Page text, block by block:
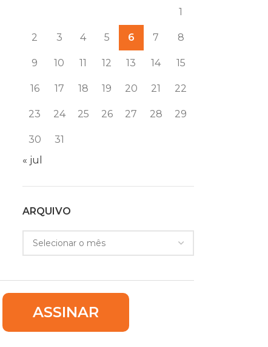
1
2 3 4 5 6 7 8
9 10 11 12 13 14 15
16 17 18 19 20 21 22
23 24 25 26 27 28 29
30
31
« jul
ARQUIVO
ASSINAR